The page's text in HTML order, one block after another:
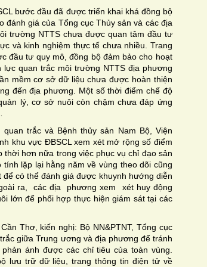
bước đầu đã được triển khai khá đồng bộ
đánh giá của Tổng cục Thủy sản và các địa
trường NTTS chưa được quan tâm đầu tư
và kinh nghiệm thực tế chưa nhiều. Trang
đầu tư quy mô, đồng bộ đảm bảo cho hoạt
quan trắc môi trường NTTS địa phương
mềm cơ sở dữ liệu chưa được hoàn thiện
đến địa phương. Một số thời điểm chế độ
lý, cơ sở nuôi còn chậm chưa đáp ứng
trắc và Bệnh thủy sản Nam Bộ, Viện
khu vực ĐBSCL xem xét mở rộng số điểm
hơn nữa trong việc phục vụ chỉ đạo sản
lặp lại hằng năm về vùng theo dõi cũng
có thể đánh giá được khuynh hướng diễn
ra, các địa phương xem xét huy động
lớn để phối hợp thực hiện giám sát tại các
Thơ, kiến nghị: Bộ NN&PTNT, Tổng cục
giữa Trung ương và địa phương để tránh
ánh được các chỉ tiêu của toàn vùng.
lưu trữ dữ liệu, trang thông tin điện tử về